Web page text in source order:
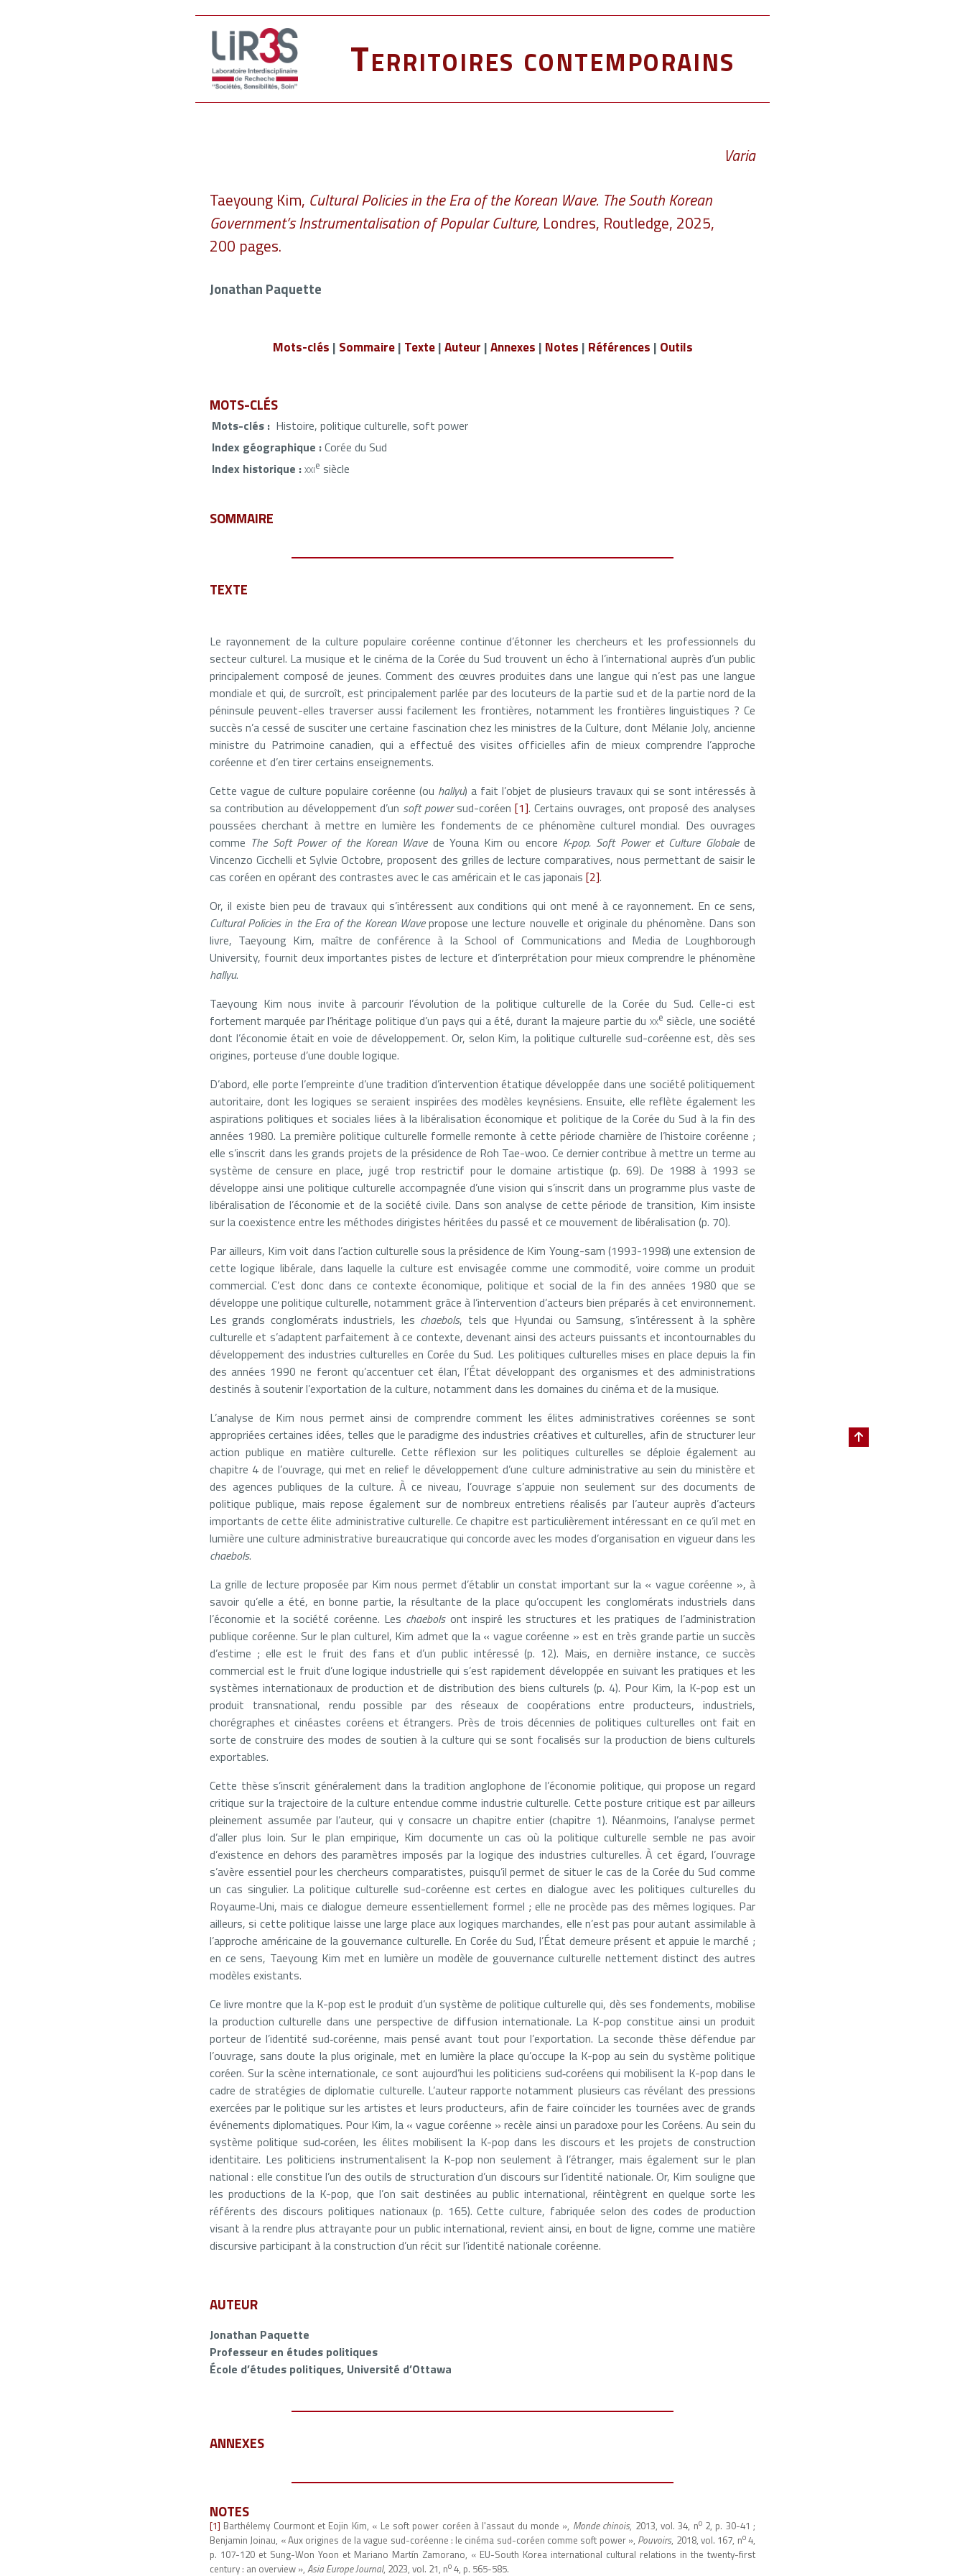
Territoires contemporains
Varia
Taeyoung Kim, Cultural Policies in the Era of the Korean Wave. The South Korean
Government’s Instrumentalisation of Popular Culture, Londres, Routledge, 2025,
200 pages.
Jonathan Paquette
Mots-clés | Sommaire| Texte|Auteur |Annexes | Notes | Références | Outils
MOTS-CLÉS
Mots-clés : Histoire, politique culturelle, soft power
Index géographique :Corée du Sud
Index historique :xxie siècle
SOMMAIRE
TEXTE
Le rayonnement de la culture populaire coréenne continue d’étonner les chercheurs et les professionnels du
secteur culturel. La musique et le cinéma de la Corée du Sud trouvent un écho à l’international auprès d’un public
principalement composé de jeunes. Comment des œuvres produites dans une langue qui n’est pas une langue
mondiale et qui, de surcroît, est principalement parlée par des locuteurs de la partie sud et de la partie nord de la
péninsule peuvent-elles traverser aussi facilement les frontières, notamment les frontières linguistiques ? Ce
succès n’a cessé de susciter une certaine fascination chez les ministres de la Culture, dont Mélanie Joly, ancienne
ministre du Patrimoine canadien, qui a effectué des visites officielles afin de mieux comprendre l’approche
coréenne et d’en tirer certains enseignements.
Cette vague de culture populaire coréenne (ou hallyu) a fait l’objet de plusieurs travaux qui se sont intéressés à
sa contribution au développement d’un soft powersud-coréen [1]. Certains ouvrages, ont proposé des analyses
poussées cherchant à mettre en lumière les fondements de ce phénomène culturel mondial. Des ouvrages
comme The Soft Power of the Korean Wavede Youna Kim ou encore K-pop. Soft Power et Culture Globalede
Vincenzo Cicchelli et Sylvie Octobre, proposent des grilles de lecture comparatives, nous permettant de saisir le
cas coréen en opérant des contrastes avec le cas américain et le cas japonais [2].
Or, il existe bien peu de travaux qui s’intéressent aux conditions qui ont mené à ce rayonnement. En ce sens,
Cultural Policies in the Era of the Korean Wavepropose une lecture nouvelle et originale du phénomène. Dans son
livre, Taeyoung Kim, maître de conférence à la School of Communications and Media de Loughborough
University, fournit deux importantes pistes de lecture et d’interprétation pour mieux comprendre le phénomène
hallyu.
Taeyoung Kim nous invite à parcourir l’évolution de la politique culturelle de la Corée du Sud. Celle-ci est
fortement marquée par l’héritage politique d’un pays qui a été, durant la majeure partie du xxe siècle, une société
dont l’économie était en voie de développement. Or, selon Kim, la politique culturelle sud-coréenne est, dès ses
origines, porteuse d’une double logique.
D’abord, elle porte l’empreinte d’une tradition d’intervention étatique développée dans une société politiquement
autoritaire, dont les logiques se seraient inspirées des modèles keynésiens. Ensuite, elle reflète également les
aspirations politiques et sociales liées à la libéralisation économique et politique de la Corée du Sud à la fin des
années 1980. La première politique culturelle formelle remonte à cette période charnière de l’histoire coréenne ;
elle s’inscrit dans les grands projets de la présidence de Roh Tae-woo. Ce dernier contribue à mettre un terme au
système de censure en place, jugé trop restrictif pour le domaine artistique (p. 69). De 1988 à 1993 se
développe ainsi une politique culturelle accompagnée d’une vision qui s’inscrit dans un programme plus vaste de
libéralisation de l’économie et de la société civile. Dans son analyse de cette période de transition, Kim insiste
sur la coexistence entre les méthodes dirigistes héritées du passé et ce mouvement de libéralisation (p. 70).
Par ailleurs, Kim voit dans l’action culturelle sous la présidence de Kim Young-sam (1993-1998) une extension de
cette logique libérale, dans laquelle la culture est envisagée comme une commodité, voire comme un produit
commercial. C’est donc dans ce contexte économique, politique et social de la fin des années 1980 que se
développe une politique culturelle, notamment grâce à l’intervention d’acteurs bien préparés à cet environnement.
Les grands conglomérats industriels, les chaebols, tels que Hyundai ou Samsung, s’intéressent à la sphère
culturelle et s’adaptent parfaitement à ce contexte, devenant ainsi des acteurs puissants et incontournables du
développement des industries culturelles en Corée du Sud. Les politiques culturelles mises en place depuis la fin
des années 1990 ne feront qu’accentuer cet élan, l’État développant des organismes et des administrations
destinés à soutenir l’exportation de la culture, notamment dans les domaines du cinéma et de la musique.
L’analyse de Kim nous permet ainsi de comprendre comment les élites administratives coréennes se sont
appropriées certaines idées, telles que le paradigme des industries créatives et culturelles, afin de structurer leur
action publique en matière culturelle. Cette réflexion sur les politiques culturelles se déploie également au
chapitre 4 de l’ouvrage, qui met en relief le développement d’une culture administrative au sein du ministère et
des agences publiques de la culture. À ce niveau, l’ouvrage s’appuie non seulement sur des documents de
politique publique, mais repose également sur de nombreux entretiens réalisés par l’auteur auprès d’acteurs
importants de cette élite administrative culturelle. Ce chapitre est particulièrement intéressant en ce qu’il met en
lumière une culture administrative bureaucratique qui concorde avec les modes d’organisation en vigueur dans les
chaebols.
La grille de lecture proposée par Kim nous permet d’établir un constat important sur la « vague coréenne », à
savoir qu’elle a été, en bonne partie, la résultante de la place qu’occupent les conglomérats industriels dans
l’économie et la société coréenne. Les chaebols ont inspiré les structures et les pratiques de l’administration
publique coréenne. Sur le plan culturel, Kim admet que la « vague coréenne » est en très grande partie un succès
d’estime ; elle est le fruit des fans et d’un public intéressé (p. 12). Mais, en dernière instance, ce succès
commercial est le fruit d’une logique industrielle qui s’est rapidement développée en suivant les pratiques et les
systèmes internationaux de production et de distribution des biens culturels (p. 4). Pour Kim, la K-pop est un
produit transnational, rendu possible par des réseaux de coopérations entre producteurs, industriels,
chorégraphes et cinéastes coréens et étrangers. Près de trois décennies de politiques culturelles ont fait en
sorte de construire des modes de soutien à la culture qui se sont focalisés sur la production de biens culturels
exportables.
Cette thèse s’inscrit généralement dans la tradition anglophone de l’économie politique, qui propose un regard
critique sur la trajectoire de la culture entendue comme industrie culturelle. Cette posture critique est par ailleurs
pleinement assumée par l’auteur, qui y consacre un chapitre entier (chapitre 1). Néanmoins, l’analyse permet
d’aller plus loin. Sur le plan empirique, Kim documente un cas où la politique culturelle semble ne pas avoir
d’existence en dehors des paramètres imposés par la logique des industries culturelles. À cet égard, l’ouvrage
s’avère essentiel pour les chercheurs comparatistes, puisqu’il permet de situer le cas de la Corée du Sud comme
un cas singulier. La politique culturelle sud-coréenne est certes en dialogue avec les politiques culturelles du
Royaume‑Uni, mais ce dialogue demeure essentiellement formel ; elle ne procède pas des mêmes logiques. Par
ailleurs, si cette politique laisse une large place aux logiques marchandes, elle n’est pas pour autant assimilable à
l’approche américaine de la gouvernance culturelle. En Corée du Sud, l’État demeure présent et appuie le marché ;
en ce sens, Taeyoung Kim met en lumière un modèle de gouvernance culturelle nettement distinct des autres
modèles existants.
Ce livre montre que la K-pop est le produit d’un système de politique culturelle qui, dès ses fondements, mobilise
la production culturelle dans une perspective de diffusion internationale. La K-pop constitue ainsi un produit
porteur de l’identité sud‑coréenne, mais pensé avant tout pour l’exportation. La seconde thèse défendue par
l’ouvrage, sans doute la plus originale, met en lumière la place qu’occupe la K-pop au sein du système politique
coréen. Sur la scène internationale, ce sont aujourd’hui les politiciens sud‑coréens qui mobilisent la K-pop dans le
cadre de stratégies de diplomatie culturelle. L’auteur rapporte notamment plusieurs cas révélant des pressions
exercées par le politique sur les artistes et leurs producteurs, afin de faire coïncider les tournées avec de grands
événements diplomatiques. Pour Kim, la « vague coréenne » recèle ainsi un paradoxe pour les Coréens. Au sein du
système politique sud‑coréen, les élites mobilisent la K-pop dans les discours et les projets de construction
identitaire. Les politiciens instrumentalisent la K-pop non seulement à l’étranger, mais également sur le plan
national : elle constitue l’un des outils de structuration d’un discours sur l’identité nationale. Or, Kim souligne que
les productions de la K-pop, que l’on sait destinées au public international, réintègrent en quelque sorte les
référents des discours politiques nationaux (p. 165). Cette culture, fabriquée selon des codes de production
visant à la rendre plus attrayante pour un public international, revient ainsi, en bout de ligne, comme une matière
discursive participant à la construction d’un récit sur l’identité nationale coréenne.
AUTEUR
Jonathan Paquette
Professeur en études politiques
École d’études politiques, Université d’Ottawa
ANNEXES
NOTES
[1] Barthélemy Courmont et Eojin Kim, « Le soft power coréen à l'assaut du monde », Monde chinois, 2013, vol. 34, no2, p. 30-41 ;
Benjamin Joinau, « Aux origines de la vague sud-coréenne : le cinéma sud-coréen comme soft power », Pouvoirs, 2018, vol. 167, no4,
p. 107-120 et Sung-Won Yoon et Mariano Martín Zamorano, « EU-South Korea international cultural relations in the twenty-first
century : an overview », Asia Europe Journal, 2023, vol. 21, no4, p. 565-585.